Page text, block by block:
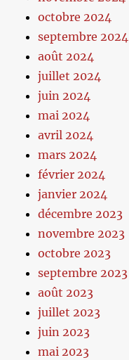
octobre 2024
septembre 2024
août 2024
juillet 2024
juin 2024
mai 2024
avril 2024
mars 2024
février 2024
janvier 2024
décembre 2023
novembre 2023
octobre 2023
septembre 2023
août 2023
juillet 2023
juin 2023
mai 2023